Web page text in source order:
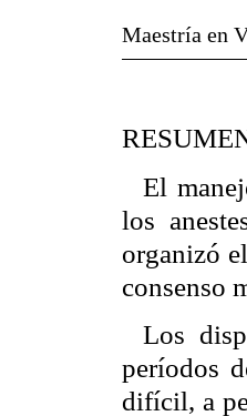
Maestría en
El
los
organizó
consenso
Los
períodos
difícil, a